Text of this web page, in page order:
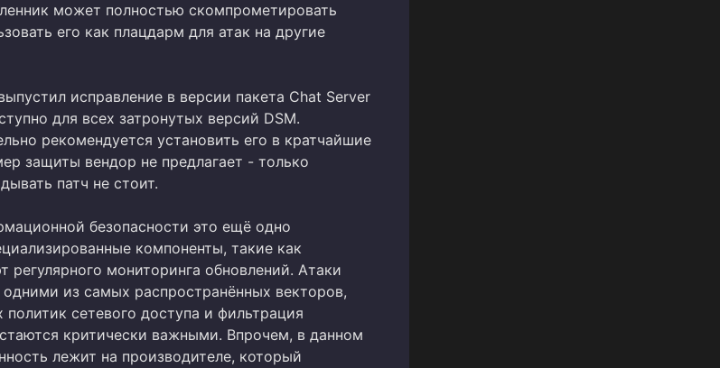
может полностью скомпрометировать
его как плацдарм для атак на другие
исправление в версии пакета Chat Server
для всех затронутых версий DSM.
рекомендуется установить его в кратчайшие
защиты вендор не предлагает - только
патч не стоит.
безопасности это ещё одно
компоненты, такие как
регулярного мониторинга обновлений. Атаки
одними из самых распространённых векторов,
сетевого доступа и фильтрация
критически важными. Впрочем, в данном
лежит на производителе, который